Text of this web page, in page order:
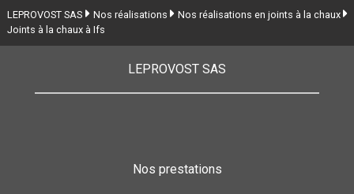
LEPROVOST SAS Nos réalisations
Nos réalisations en joints à la chaux
Joints à la chaux à Ifs
LEPROVOST SAS
Nos prestations